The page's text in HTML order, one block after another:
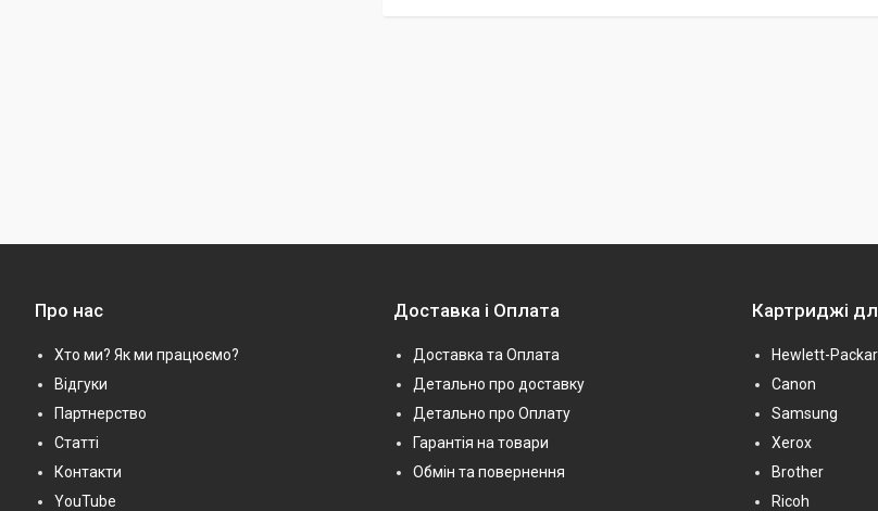
Про нас
Хто ми? Як ми працюємо?
Відгуки
Партнерство
Статті
Контакти
YouTube
Доставка і Оплата
Доставка та Оплата
Детально про доставку
Детально про Оплату
Гарантія на товари
Обмін та повернення
Картриджі
Hewlett-
Canon
Samsung
Xerox
Brother
Ricoh